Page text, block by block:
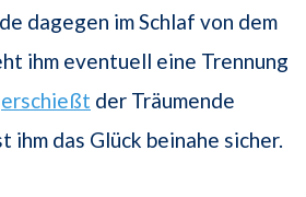
dagegen im Schlaf von dem
ihm eventuell eine Trennung
erschießt der Träumende
ihm das Glück beinahe sicher.